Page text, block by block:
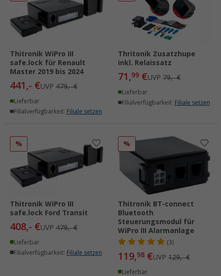
Thitronik WiPro III
safe.lock für Renault
Master 2019 bis 2024
441,- €UVP 479,- €
Lieferbar
Filialverfügbarkeit: Filiale setzen
Thritonik Zusatzhupe
inkl. Relaissatz
71,99 €UVP 79,- €
Lieferbar
Filialverfügbarkeit: Filiale setzen
%
Thitronik WiPro III
safe.lock Ford Transit
408,- €UVP 479,- €
Lieferbar
Filialverfügbarkeit: Filiale setzen
%
Thitronik BT-connect
Bluetooth
Steuerungsmodul für
WiPro III Alarmanlage
(3)
119,98 €UVP 129,- €
Lieferbar